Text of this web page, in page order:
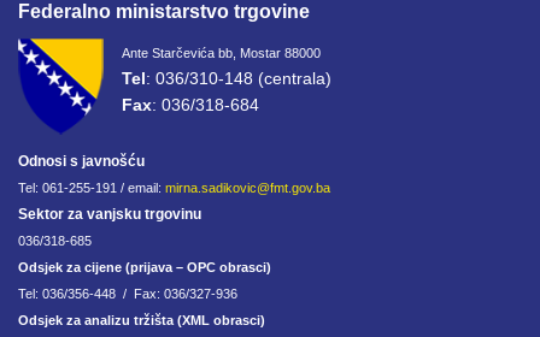
Federalno ministarstvo trgovine
Ante Starčevića bb, Mostar 88000
Tel: 036/310-148 (centrala)
Fax: 036/318-684
Odnosi s javnošću
Tel: 061-255-191 / email: mirna.sadikovic@fmt.gov.ba
Sektor za vanjsku trgovinu
036/318-685
Odsjek za cijene (prijava – OPC obrasci)
Tel: 036/356-448 / Fax: 036/327-936
Odsjek za analizu tržišta (XML obrasci)